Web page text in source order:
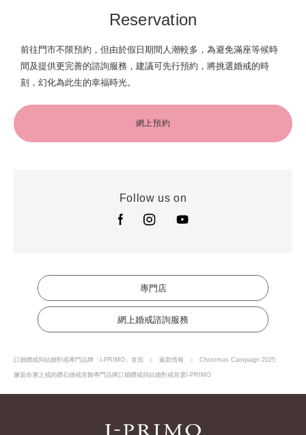
Reservation
前往門市不限預約，但由於假日期間人潮較多，為避免滿座等候時
間及提供更完善的諮詢服務，建議可先行預約，將挑選婚戒的時
刻，幻化為此生的幸福時光。
網上預約
Follow us on
專門店
網上婚戒諮詢服務
訂婚鑽戒與結婚對戒專門品牌「I-PRIMO」首頁 最新情報 Christmas Campaign 2025
邂逅命運之戒的鑽石婚戒首飾專門品牌訂婚鑽戒與結婚對戒首選I-PRIMO